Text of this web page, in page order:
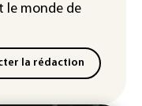
le monde de
la rédaction